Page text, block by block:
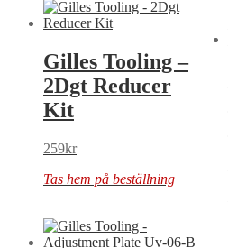
Gilles Tooling –
2Dgt Reducer
Kit
259kr
Tas hem på beställning